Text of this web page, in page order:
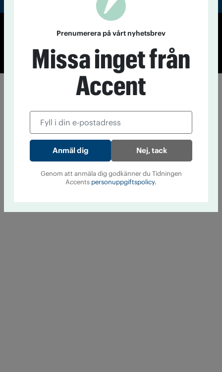
© Tidningen Accent 2026
Cookiepolicy
Personuppgiftspolicy
Prenumerera på vårt nyhetsbrev
Missa inget från
Accent
Nej, tack
Genom att anmäla dig godkänner du Tidningen
Accents personuppgiftspolicy.